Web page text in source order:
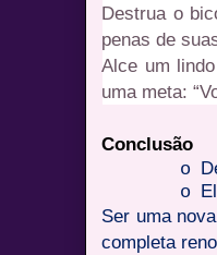
Destrua o
penas de
Alce um
uma meta:
Conclusão
o
o
Ser uma
completa